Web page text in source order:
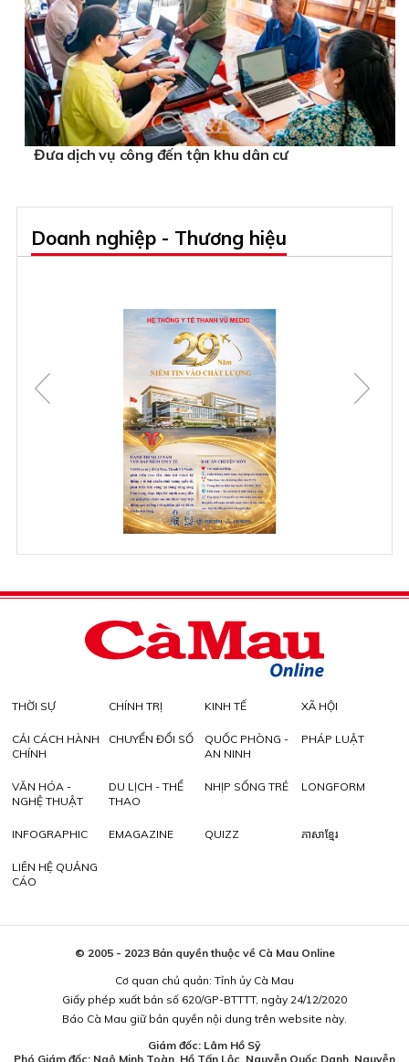
Đưa dịch vụ công đến tận khu dân cư
Doanh nghiệp - Thương hiệu
THỜI SỰ CHÍNH TRỊ KINH TẾ XÃ HỘI
CẢI CÁCH HÀNH
CHÍNH
CHUYỂN ĐỔI SỐ
QUỐC PHÒNG -
AN NINH
PHÁP LUẬT
VĂN HÓA -
NGHỆ THUẬT
DU LỊCH - THỂ
THAO
NHỊP SỐNG TRẺ LONGFORM
INFOGRAPHIC EMAGAZINE QUIZZ ភាសាខ្មែរ
LIÊN HỆ QUẢNG
CÁO
© 2005 - 2023 Bản quyền thuộc về Cà Mau Online
Cơ quan chủ quản: Tỉnh ủy Cà Mau
Giấy phép xuất bản số 620/GP-BTTTT, ngày 24/12/2020
Báo Cà Mau giữ bản quyền nội dung trên website này.
Giám đốc: Lâm Hồ Sỹ
Phó Giám đốc: Ngô Minh Toàn, Hồ Tấn Lộc, Nguyễn Quốc Danh, Nguyễn